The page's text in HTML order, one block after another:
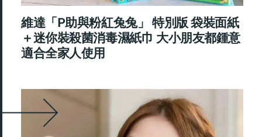
維達「P助與粉紅兔兔」 特別版 袋裝面紙
＋迷你裝殺菌消毒濕紙巾 大小朋友都鍾意
適合全家人使用